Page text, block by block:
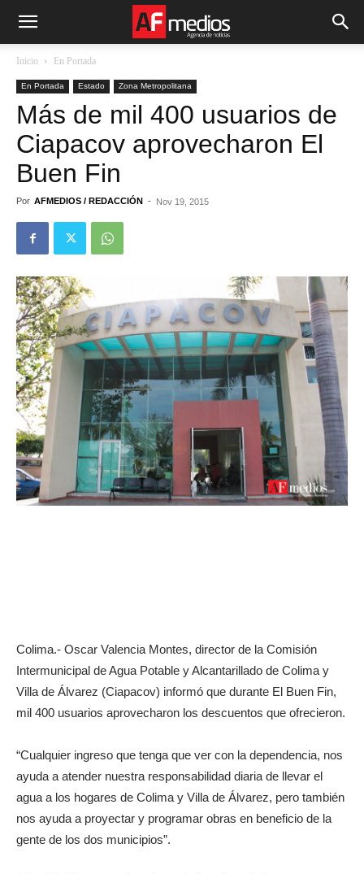
Inicio En Portada
En Portada Estado Zona Metropolitana
Más de mil 400 usuarios de
Ciapacov aprovecharon El
Buen Fin
Por AFMEDIOS / REDACCIÓN - Nov 19, 2015
Colima.- Oscar Valencia Montes, director de la Comisión
Intermunicipal de Agua Potable y Alcantarillado de Colima y
Villa de Álvarez (Ciapacov) informó que durante El Buen Fin,
mil 400 usuarios aprovecharon los descuentos que ofrecieron.
“Cualquier ingreso que tenga que ver con la dependencia, nos
ayuda a atender nuestra responsabilidad diaria de llevar el
agua a los hogares de Colima y Villa de Álvarez, pero también
nos ayuda a proyectar y programar obras en beneficio de la
gente de los dos municipios”.